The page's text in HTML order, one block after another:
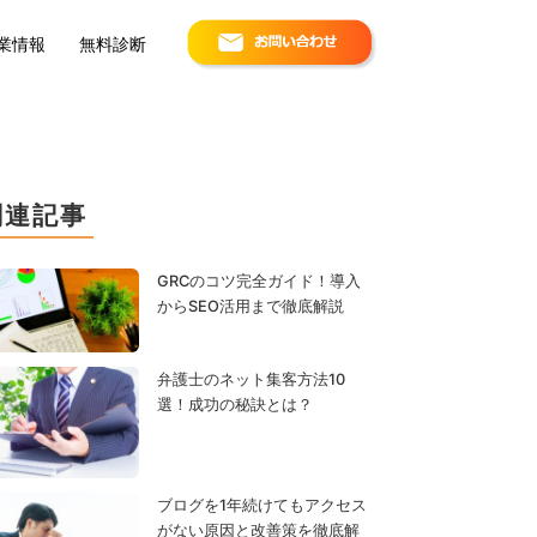
情報 無料診断
お問い合わせ
記事
GRCのコツ完全ガイド！導入
からSEO活用まで徹底解説
弁護士のネット集客方法10
選！成功の秘訣とは？
ブログを1年続けてもアクセス
がない原因と改善策を徹底解